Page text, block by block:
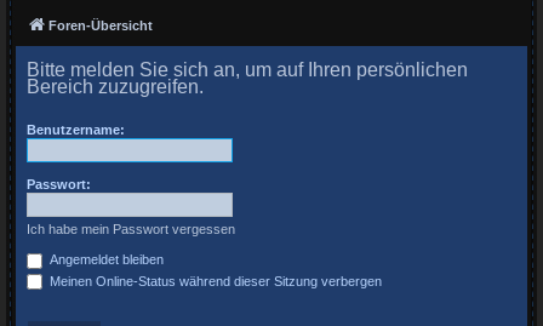
Foren-Übersicht
Bitte melden Sie sich an, um auf Ihren persönlichen
Bereich zuzugreifen.
Benutzername:
Passwort:
Ich habe mein Passwort vergessen
Angemeldet bleiben
Meinen Online-Status während dieser Sitzung verbergen